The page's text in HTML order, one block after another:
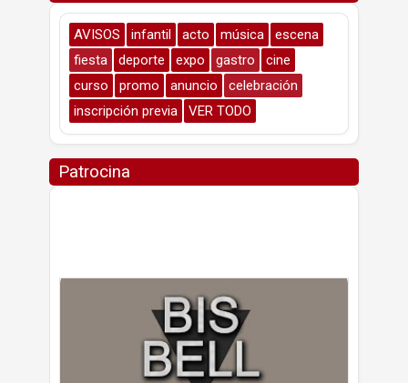
AVISOS infantil acto música
escena
fiesta
deporte expo gastro
cine
curso
promo anuncio
celebración
inscripción previa
VER TODO
Patrocina